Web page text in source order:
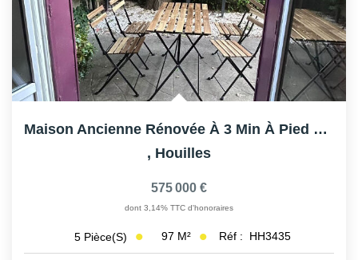
AFR IMMOBILIER Houilles
AFR IMMOBILIER Sartrouville
CONTACT
Maison Ancienne Rénovée À 3 Min À Pied De La Gare De...
, Houilles
575 000 €
dont 3,14% TTC d'honoraires
5 Pièce(s) 97 M² Réf : HH3435